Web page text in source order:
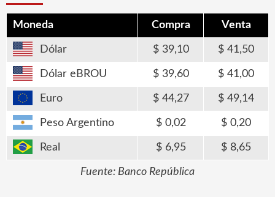
Moneda Compra Venta
Dólar 39,10 41,50
Dólar eBROU 39,60 41,00
Euro 44,27 49,14
Peso Argentino 0,02 0,20
Real 6,95 8,65
Fuente: Banco República